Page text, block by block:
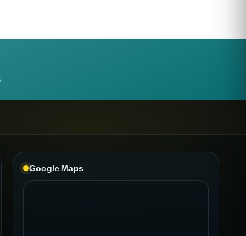
Google Maps